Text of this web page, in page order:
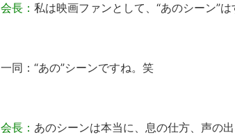
会長： 私は映画ファンとして、“あのシーン”は
一同：“あの”シーンですね。笑
会長： あのシーンは本当に、息の仕方、声の